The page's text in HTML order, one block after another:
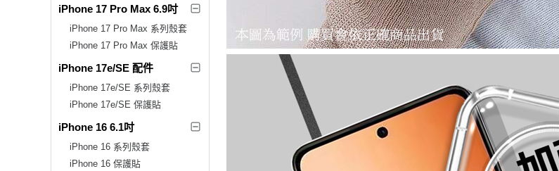
iPhone 17 Pro Max 6.9吋
iPhone 17 Pro Max 系列殼套
iPhone 17 Pro Max 保護貼
iPhone 17e/SE 配件
iPhone 17e/SE 系列殼套
iPhone 17e/SE 保護貼
iPhone 16 6.1吋
iPhone 16 系列殼套
iPhone 16 保護貼